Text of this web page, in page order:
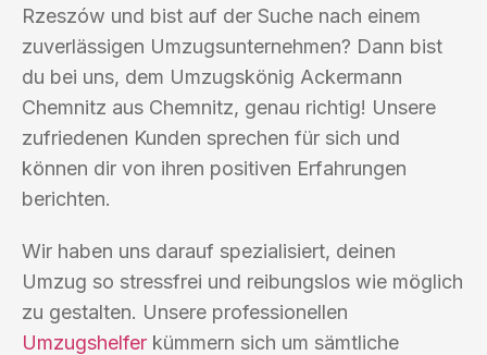
Rzeszów und bist auf der Suche nach einem
zuverlässigen Umzugsunternehmen? Dann bist
du bei uns, dem Umzugskönig Ackermann
Chemnitz aus Chemnitz, genau richtig! Unsere
zufriedenen Kunden sprechen für sich und
können dir von ihren positiven Erfahrungen
berichten.
Wir haben uns darauf spezialisiert, deinen
Umzug so stressfrei und reibungslos wie möglich
zu gestalten. Unsere professionellen
Umzugshelfer kümmern sich um sämtliche